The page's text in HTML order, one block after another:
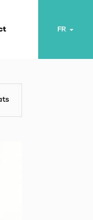
FR